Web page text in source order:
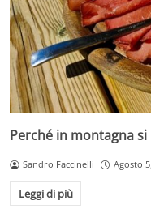
Perché in montagna si
Sandro Faccinelli Agosto
Leggi di più